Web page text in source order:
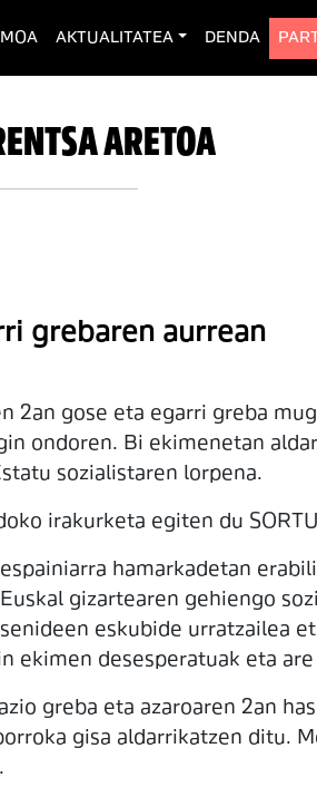
AKTUALITATEA DENDA
ARETOA
grebaren aurrean
2an gose eta egarri greba
ondoren. Bi ekimenetan
sozialistaren lorpena.
irakurketa egiten du
hamarkadetan
gizartearen gehiengo
eskubide urratzailea
ekimen desesperatuak eta
greba eta azaroaren 2an
gisa aldarrikatzen ditu.